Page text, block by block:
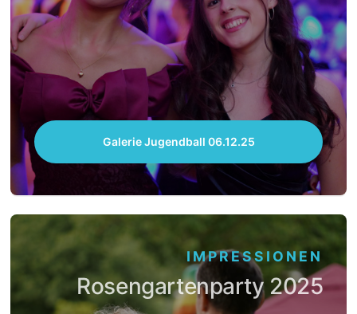
Galerie Jugendball 06.12.25
IMPRESSIONEN
Rosengartenparty 2025